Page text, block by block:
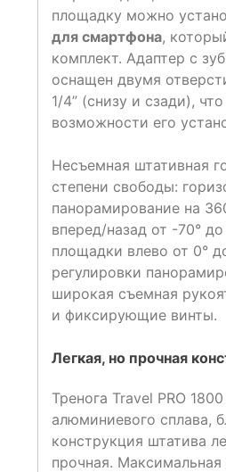
площадку можно
для смартфона,
комплект. Адаптер с
оснащен двумя
1/4” (снизу и сзади),
возможности его
Несъемная штативная
степени свободы:
панорамирование на
вперед/назад от -70°
площадки влево от 0°
регулировки
широкая съемная
и фиксирующие винты.
Легкая, но прочная
Тренога Travel PRO
алюминиевого сплава,
конструкция штатива
прочная. Максимальная